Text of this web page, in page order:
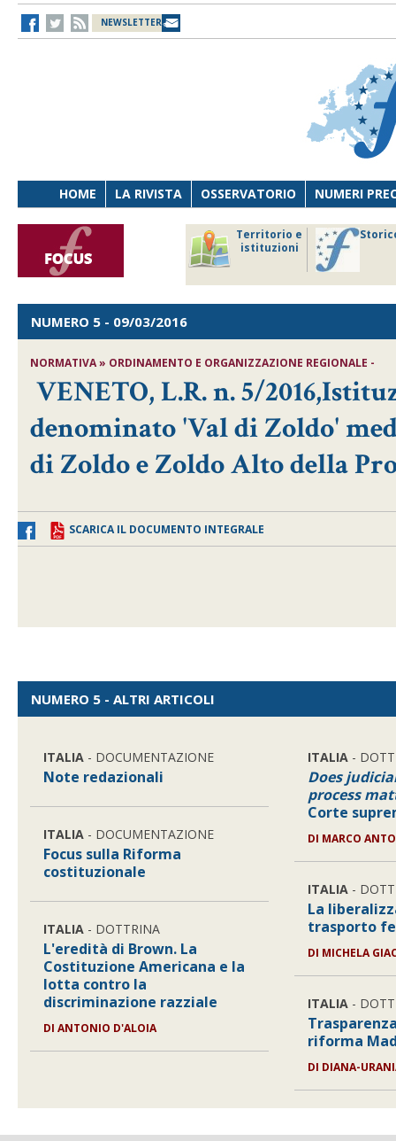
NEWSLETTER
HOME LA RIVISTA OSSERVATORIO NUMERI
Territorio e
istituzioni
NUMERO 5 - 09/03/2016
NORMATIVA » ORDINAMENTO E ORGANIZZAZIONE REGIONALE -
VENETO, L.R. n. 5/
denominato 'Val di Zoldo'
di Zoldo e Zoldo Alto della
SCARICA IL DOCUMENTO INTEGRALE
NUMERO 5 - ALTRI ARTICOLI
ITALIA - DOCUMENTAZIONE
Note redazionali
ITALIA - DOCUMENTAZIONE
Focus sulla Riforma
costituzionale
ITALIA - DOTTRINA
L'eredità di Brown. La
Costituzione Americana e la
lotta contro la
discriminazione razziale
DIANTONIO D'ALOIA
ITALIA -
Does
process
Corte
DI MARCO
ITALIA -
La
trasporto
DI MICHELA
ITALIA -
riforma
DI DIANA-